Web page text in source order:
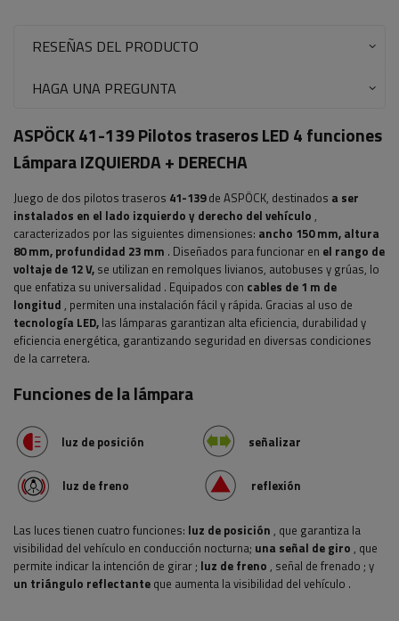
RESEÑAS DEL PRODUCTO
HAGA UNA PREGUNTA
ASPÖCK 41-139 Pilotos traseros LED 4 funciones
Lámpara IZQUIERDA + DERECHA
Juego de dos pilotos traseros 41-139de ASPÖCK, destinados a ser
instalados en el lado izquierdo y derecho del vehículo ,
caracterizados por las siguientes dimensiones: ancho 150 mm, altura
80 mm, profundidad 23 mm . Diseñados para funcionar en el rango de
voltaje de 12 V, se utilizan en remolques livianos, autobuses y grúas, lo
que enfatiza su universalidad . Equipados con cables de 1 m de
longitud , permiten una instalación fácil y rápida. Gracias al uso de
tecnología LED, las lámparas garantizan alta eficiencia, durabilidad y
eficiencia energética, garantizando seguridad en diversas condiciones
de la carretera.
Funciones de la lámpara
luz de posición señalizar
luz de freno reflexión
Las luces tienen cuatro funciones: luz de posición , que garantiza la
visibilidad del vehículo en conducción nocturna; una señal de giro , que
permite indicar la intención de girar; luz de freno , señal de frenado ; y
un triángulo reflectante que aumenta la visibilidad del vehículo .